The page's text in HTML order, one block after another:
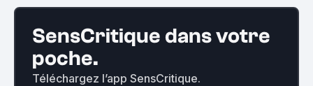
SensCritique dans votre
poche.
Téléchargez l’app SensCritique.